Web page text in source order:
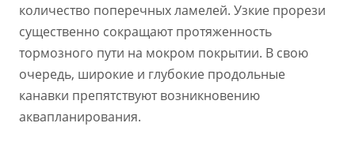
количество поперечных ламелей. Узкие прорези
существенно сокращают протяженность
тормозного пути на мокром покрытии. В свою
очередь, широкие и глубокие продольные
канавки препятствуют возникновению
аквапланирования.